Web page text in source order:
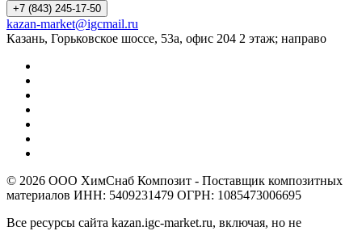
+7 (843) 245-17-50
kazan-market@igcmail.ru
Казань, ​Горьковское шоссе, 53а, офис 204 2 этаж; направо
© 2026 ООО ХимСнаб Композит - Поставщик композитных
материалов ИНН: 5409231479 ОГРН: 1085473006695
Все ресурсы сайта kazan.igc-market.ru, включая, но не